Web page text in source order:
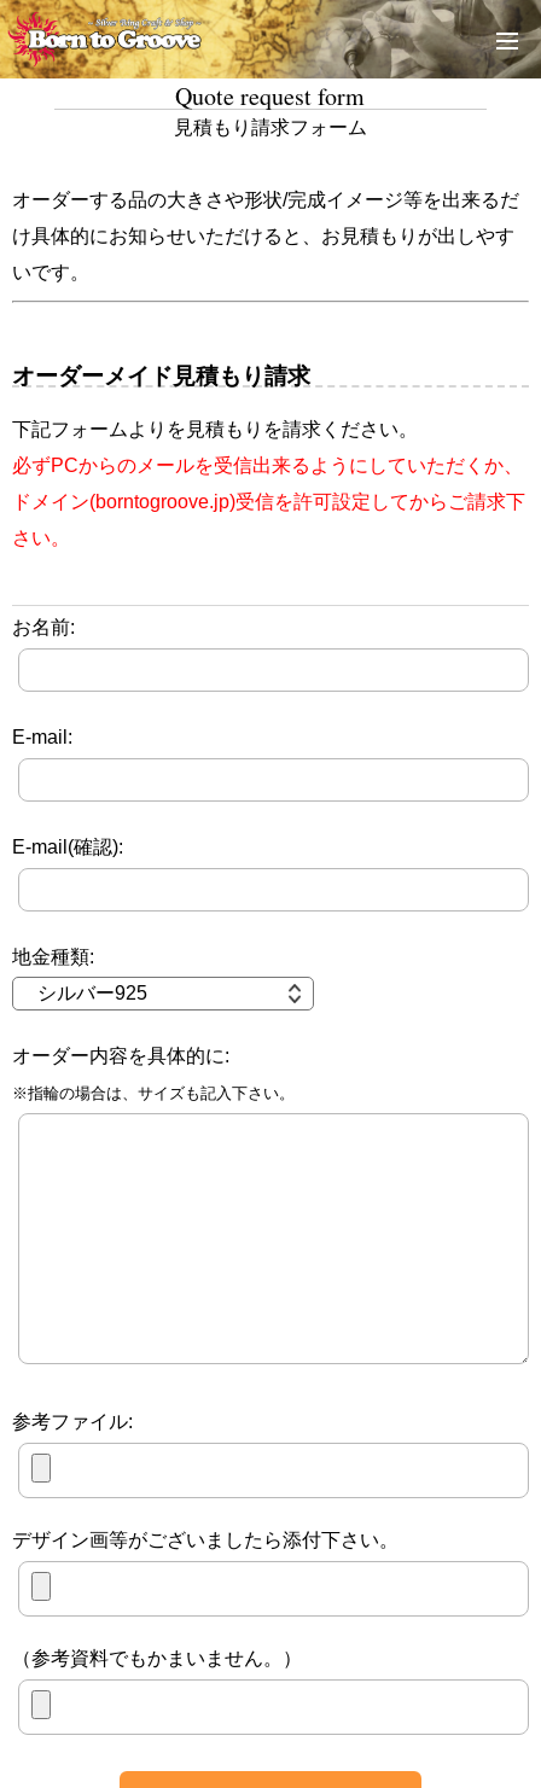
Quote request form
見積もり請求フォーム
オーダーする品の大きさや形状/完成イメージ等を出来るだ
け具体的にお知らせいただけると、お見積もりが出しやす
いです。
オーダーメイド見積もり請求
下記フォームよりを見積もりを請求ください。
必ずPCからのメールを受信出来るようにしていただくか、
ドメイン(borntogroove.jp)受信を許可設定してからご請求下
さい。
お名前:
E-mail:
E-mail(確認):
地金種類:
オーダー内容を具体的に:
※指輪の場合は、サイズも記入下さい。
参考ファイル:
デザイン画等がございましたら添付下さい。
（参考資料でもかまいません。）